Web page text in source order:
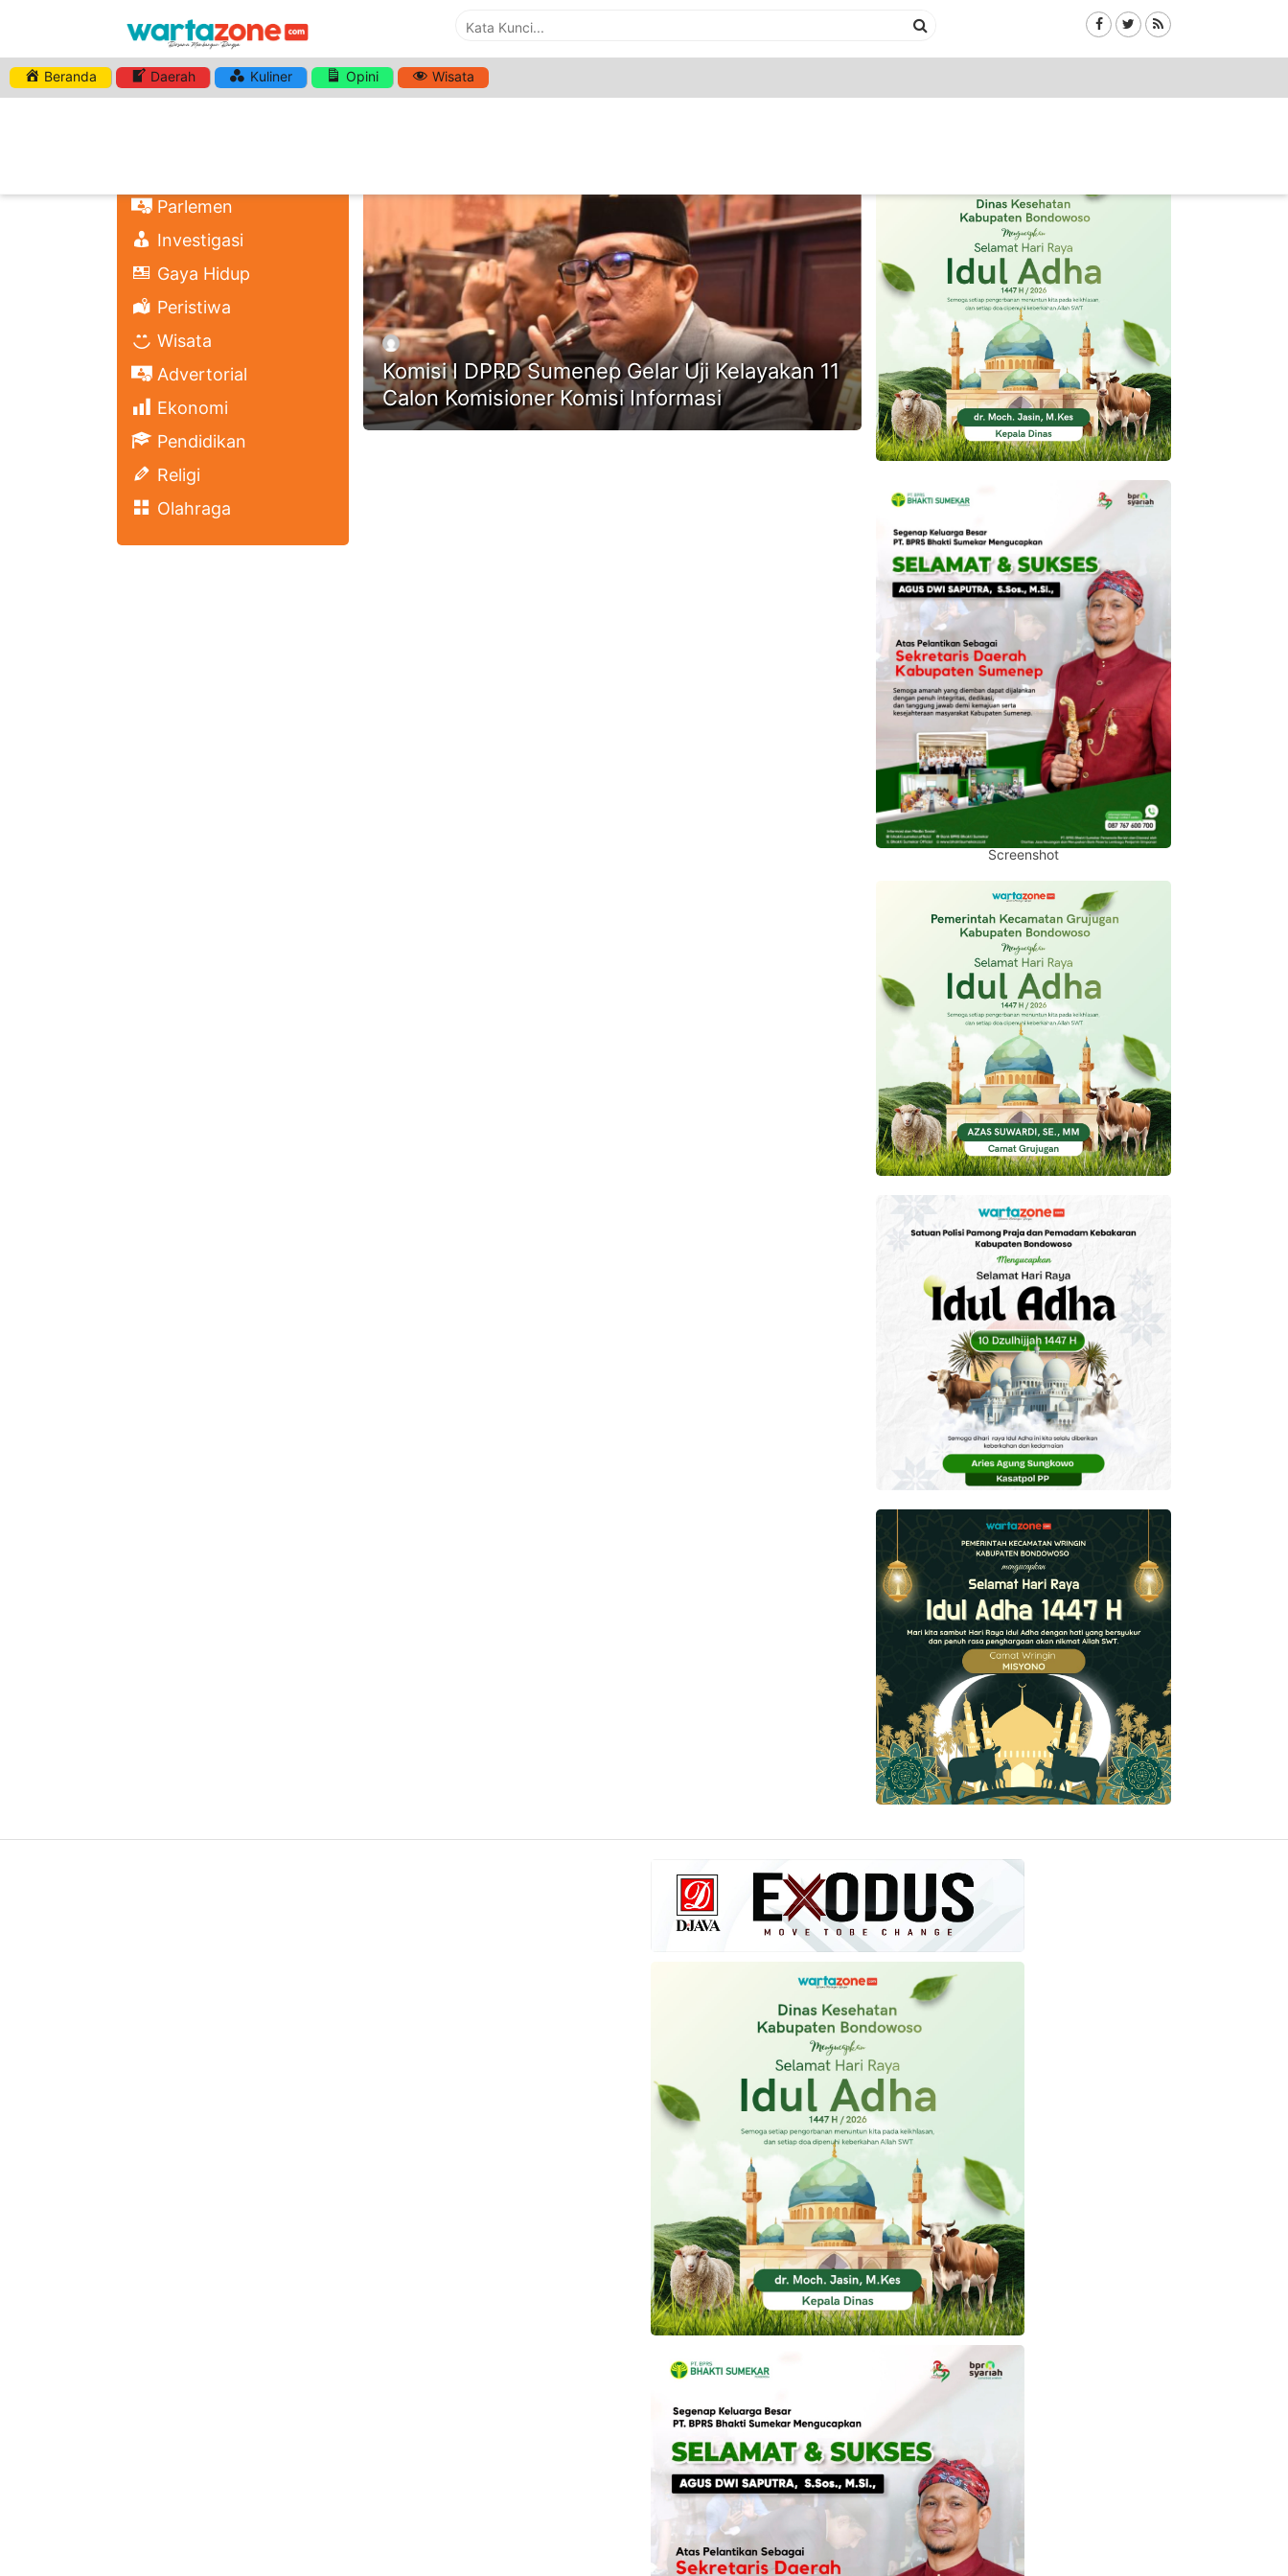
Beranda Daerah Kuliner Opini Wisata
Parlemen
Investigasi
Gaya Hidup
Peristiwa
Wisata
Advertorial
Ekonomi
Pendidikan
Religi
Olahraga
HASHTAG:TRANSPARANSI PEMERINTAHAN SUMENEP
Komisi I DPRD Sumenep Gelar Uji Kelayakan 11
Calon Komisioner Komisi Informasi
Screenshot